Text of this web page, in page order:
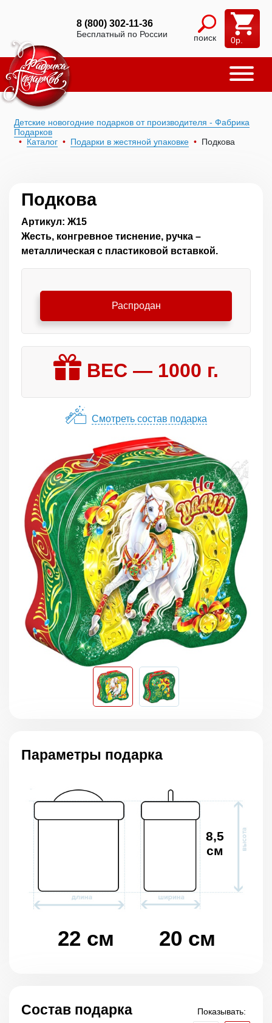
8 (800) 302-11-36
Бесплатный по России поиск 0р.
Детские новогодние подарков от производителя - Фабрика
Подарков
Каталог
Подарки в жестяной упаковке Подкова
Подкова
Артикул: Ж15
Жесть, конгревное тиснение, ручка –
металлическая с пластиковой вставкой.
Распродан
ВЕС — 1000 г.
Смотреть состав подарка
Параметры подарка
22 см 20 см
8,5
см
Состав подарка Показывать: